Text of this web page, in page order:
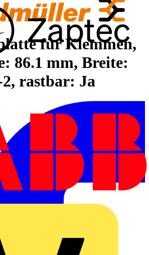
für Klemmen,
86.1 mm, Breite:
rastbar: Ja